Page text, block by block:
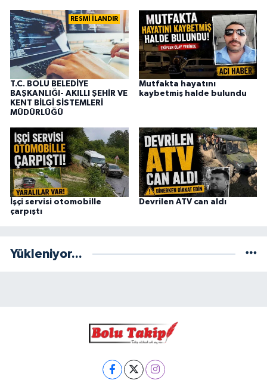
RESMİ İLANDIR
T.C. BOLU BELEDİYE
BAŞKANLIĞI- AKILLI ŞEHİR VE
KENT BİLGİ SİSTEMLERİ
MÜDÜRLÜĞÜ
Mutfakta hayatını
kaybetmiş halde bulundu
İşçi servisi otomobille
çarpıştı
Devrilen ATV can aldı
Yükleniyor...